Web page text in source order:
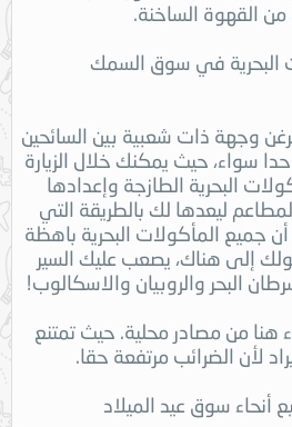
القهوة الساخنة.
البحرية في سوق السمك
وجهة ذات شعبية بين السائحين
سواء، حيث يمكنك خلال الزيارة
البحرية الطازجة وإعدادها
ليعدها لك بالطريقة التي
جميع المأكولات البحرية باهظة
إلى هناك، يصعب عليك السير
البحر والروبيان والاسكالوب!
من مصادر محلية. حيث تمتنع
لأن الضرائب مرتفعة حقا.
سوق عيد الميلاد